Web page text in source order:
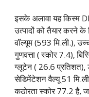
इसके अलावा यह किस्म
उत्पादों को तैयार करने
वॉल्यूम (593 मि.ली.),
गुणवत्ता ( स्कोर 7.4),
ग्लूटेन ( 26.6 प्रतिशत),
सेडिमेंटेशन वैल्यू 51
कठोरता स्कोर 77.2 है,